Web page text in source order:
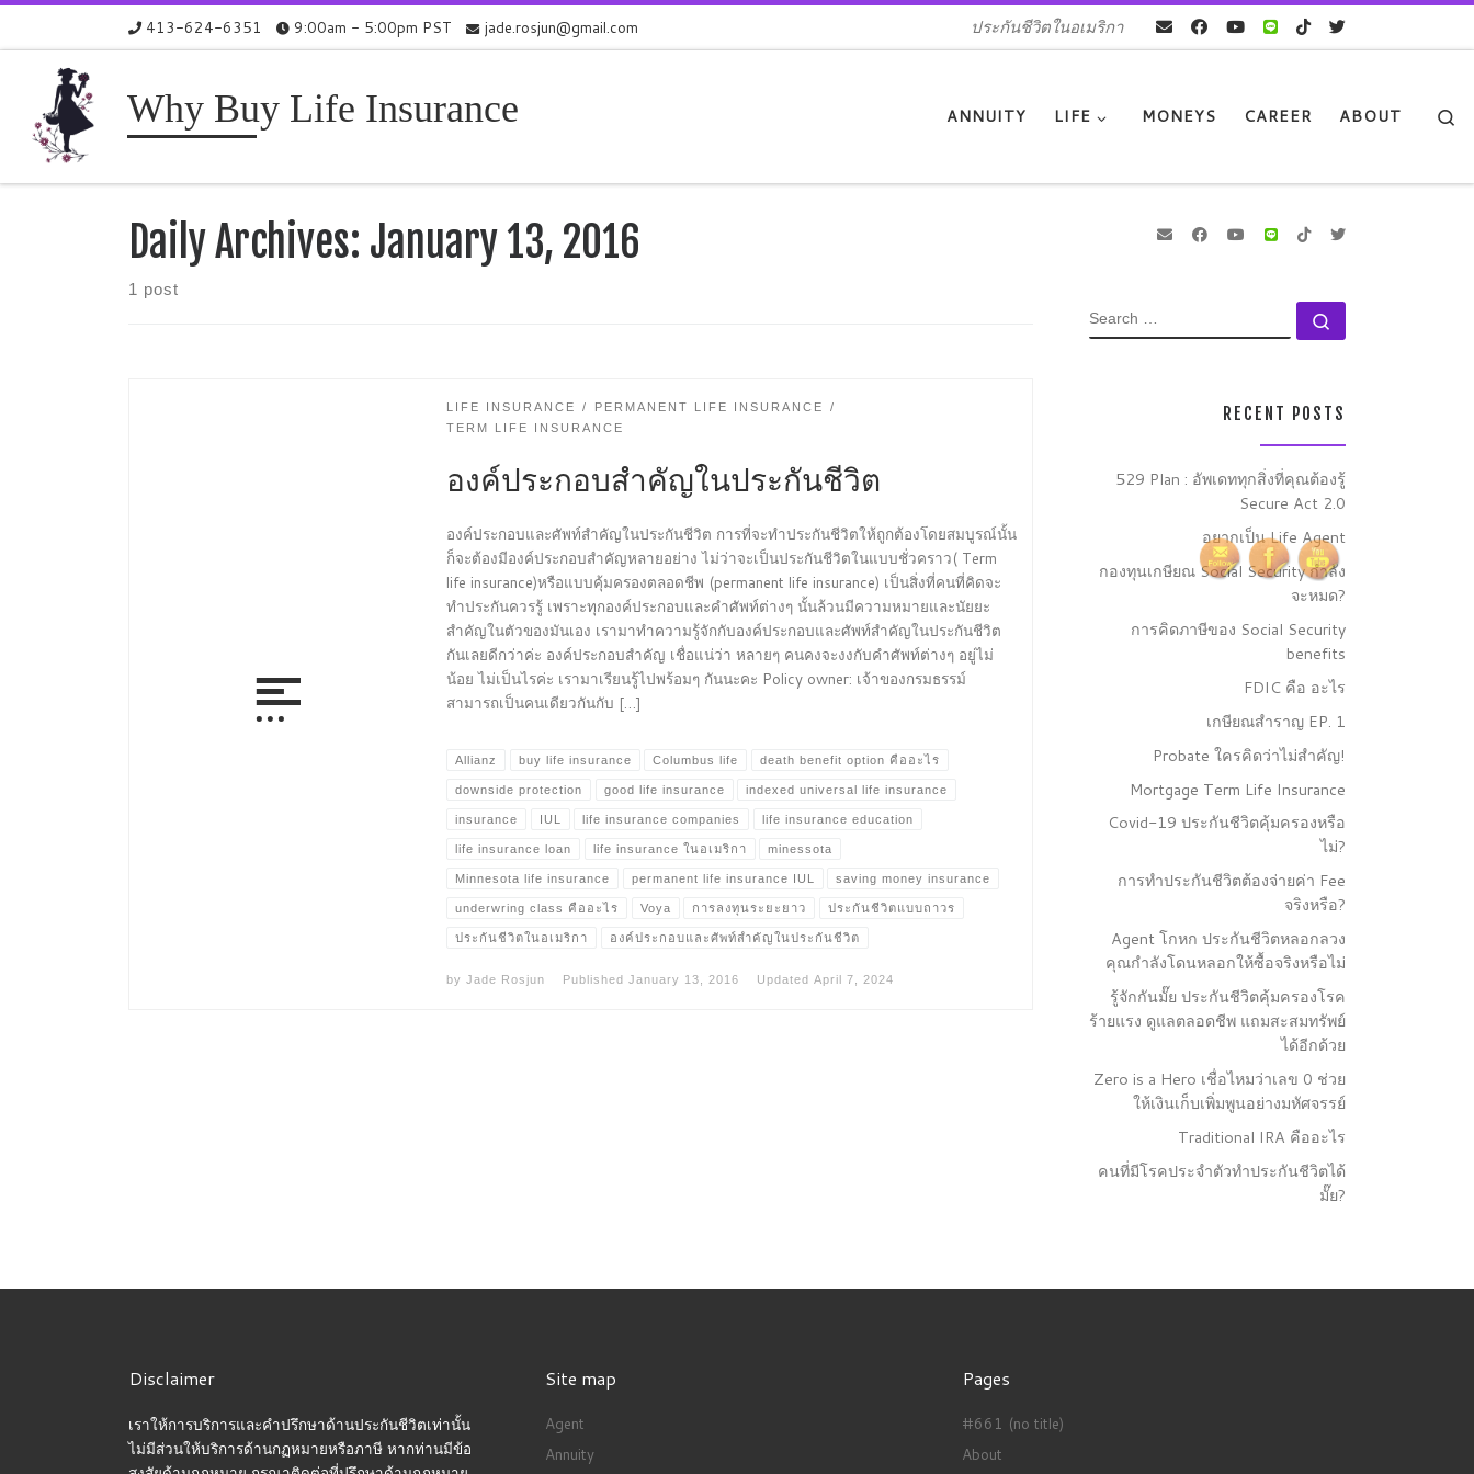
Skip to content 413-624-6351 9:00am - 5:00pm PST jade.rosjun@gmail.com ประกันชีวิตในอเมริกา
Why Buy Life Insurance ANNUITY LIFE MONEYS CAREER ABOUT
Daily Archives: January 13, 2016
1 post
LIFE INSURANCE
PERMANENT LIFE INSURANCE
TERM LIFE INSURANCE
องค์ประกอบสำคัญในประกันชีวิต
องค์ประกอบและศัพท์สำคัญในประกันชีวิต การที่จะทำประกันชีวิตให้ถูกต้องโดยสมบูรณ์นั้น
ก็จะต้องมีองค์ประกอบสำคัญหลายอย่าง ไม่ว่าจะเป็นประกันชีวิตในแบบชั่วคราว( Term
life insurance)หรือแบบคุ้มครองตลอดชีพ (permanent life insurance) เป็นสิ่งที่คนที่คิดจะ
ทำประกันควรรู้ เพราะทุกองค์ประกอบและคำศัพท์ต่างๆ นั้นล้วนมีความหมายและนัยยะ
สำคัญในตัวของมันเอง เรามาทำความรู้จักกับองค์ประกอบและศัพท์สำคัญในประกันชีวิต
กันเลยดีกว่าค่ะ องค์ประกอบสำคัญ เชื่อแน่ว่า หลายๆ คนคงจะงงกับคำศัพท์ต่างๆ อยู่ไม่
น้อย ไม่เป็นไรค่ะ เรามาเรียนรู้ไปพร้อมๆ กันนะคะ Policy owner: เจ้าของกรมธรรม์
สามารถเป็นคนเดียวกันกับ […]
Allianz buy life insurance Columbus life death benefit option คืออะไร
downside protection good life insurance indexed universal life insurance
insurance IUL life insurance companies life insurance education
life insurance loan life insurance ในอเมริกา minessota
Minnesota life insurance permanent life insurance IUL saving money insurance
underwring class คืออะไร Voya การลงทุนระยะยาว ประกันชีวิตแบบถาวร
ประกันชีวิตในอเมริกา องค์ประกอบและศัพท์สำคัญในประกันชีวิต
by Jade Rosjun Published January 13, 2016 Updated April 7, 2024
SEARCH
RECENT POSTS
529 Plan : อัพเดททุกสิ่งที่คุณต้องรู้
Secure Act 2.0
อยากเป็น Life Agent
กองทุนเกษียณ Social Security กำลัง
จะหมด?
การคิดภาษีของ Social Security
benefits
FDIC คือ อะไร
เกษียณสำราญ EP. 1
Probate ใครคิดว่าไม่สำคัญ!
Mortgage Term Life Insurance
Covid-19 ประกันชีวิตคุ้มครองหรือ
ไม่?
การทำประกันชีวิตต้องจ่ายค่า Fee
จริงหรือ?
Agent โกหก ประกันชีวิตหลอกลวง
คุณกำลังโดนหลอกให้ซื้อจริงหรือไม่
รู้จักกันมั๊ย ประกันชีวิตคุ้มครองโรค
ร้ายแรง ดูแลตลอดชีพ แถมสะสมทรัพย์
ได้อีกด้วย
Zero is a Hero เชื่อไหมว่าเลข 0 ช่วย
ให้เงินเก็บเพิ่มพูนอย่างมหัศจรรย์
Traditional IRA คืออะไร
คนที่มีโรคประจำตัวทำประกันชีวิตได้
มั๊ย?
Disclaimer
เราให้การบริการและคำปรึกษาด้านประกันชีวิตเท่านั้น
ไม่มีส่วนให้บริการด้านกฏหมายหรือภาษี หากท่านมีข้อ
Site map
Agent
Annuity
Pages
#661 (no title)
About